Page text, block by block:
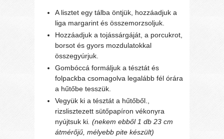
A lisztet egy tálba öntjük, hozzáadjuk a
liga margarint és összemorzsoljuk.
Hozzáadjuk a tojássárgáját, a porcukrot,
borsot és gyors mozdulatokkal
összegyúrjuk.
Gombóccá formáljuk a tésztát és
folpackba csomagolva legalább fél órára
a hűtőbe tesszük.
Vegyük ki a tésztát a hűtőből.,
rizslisztezett sütőpapíron vékonyra
nyújtsuk ki . (nekem ebből 1 db 23 cm
átmérőjű, mélyebb pite készült)